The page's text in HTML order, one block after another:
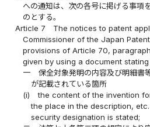
への通知は、次の各号に掲げる事項
のとする。
Article 7
The notices to patent
Commissioner of the Japan
provisions of Article 70,
given by using a document
一
保全対象発明の内容及び明細書
が記載されている箇所
(i)
the content of the invention
the place in the description,
security designation is stated;